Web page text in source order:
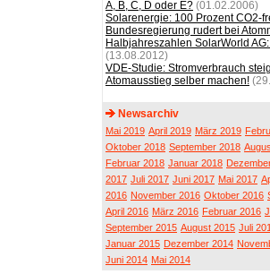
A, B, C, D oder E? (01.02.2006)
Solarenergie: 100 Prozent CO2-
Bundesregierung rudert bei
Halbjahreszahlen SolarWorld
(13.08.2012)
VDE-Studie: Stromverbrauch
Atomausstieg selber machen!
Newsarchiv
Mai 2019 April 2019 März 2019
Oktober 2018 September 2018
Februar 2018 Januar 2018
2017 Juli 2017 Juni 2017 Mai 2017
2016 November 2016 Oktober 2016
April 2016 März 2016 Februar 2016
September 2015 August 2015 Juli
Januar 2015 Dezember 2014
Juni 2014 Mai 2014